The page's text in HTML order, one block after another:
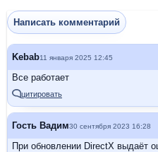
Написать комментарий
цитировать
Kebab11 января 2025 12:45
Все работает
Гость Вадим30 сентября 2023 16:28
При обновлении DirectX выдаёт